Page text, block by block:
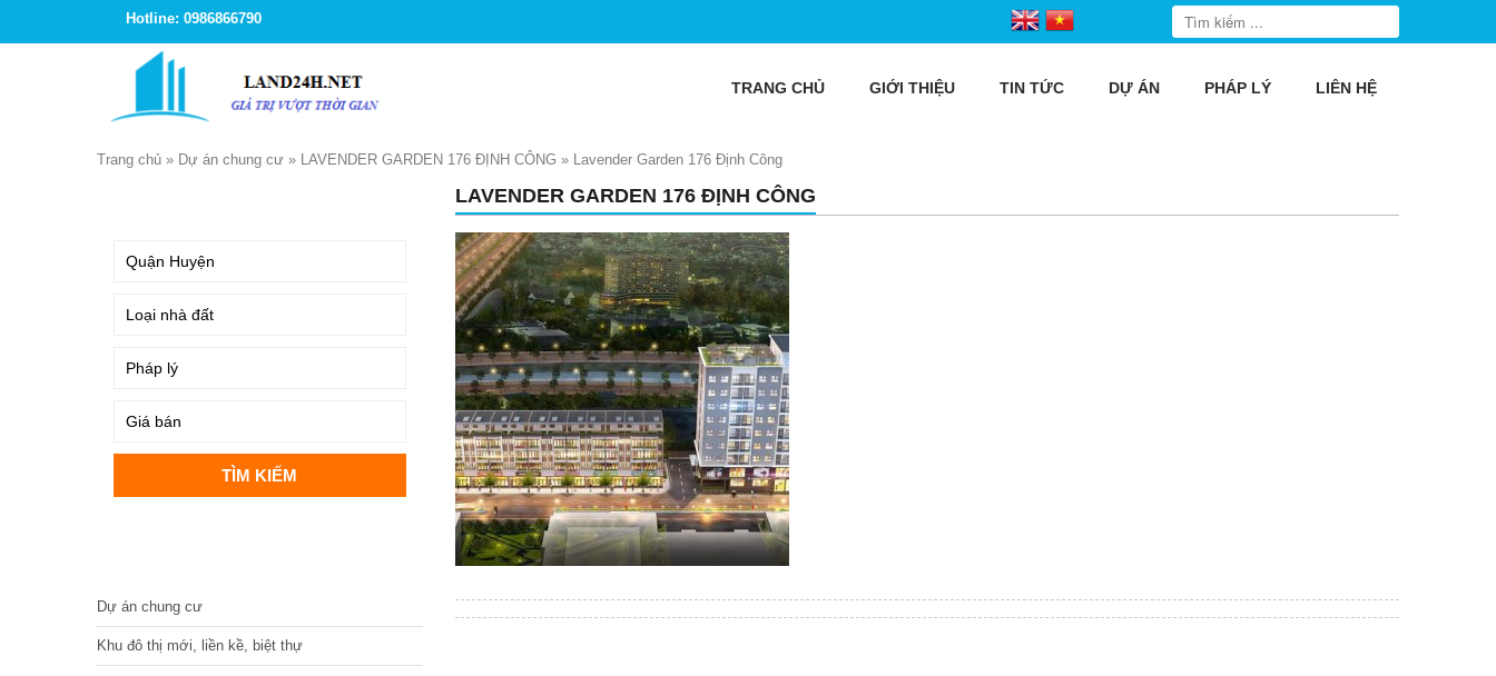
Hotline: 0986866790
TRANG CHỦ GIỚI THIỆU TIN TỨC DỰ ÁN PHÁP LÝ LIÊN HỆ
Trang chủ » Dự án chung cư » LAVENDER GARDEN 176 ĐỊNH CÔNG » Lavender Garden 176 Định Công
LAVENDER GARDEN 176 ĐỊNH CÔNG
Dự án chung cư
Khu đô thị mới, liền kề, biệt thự